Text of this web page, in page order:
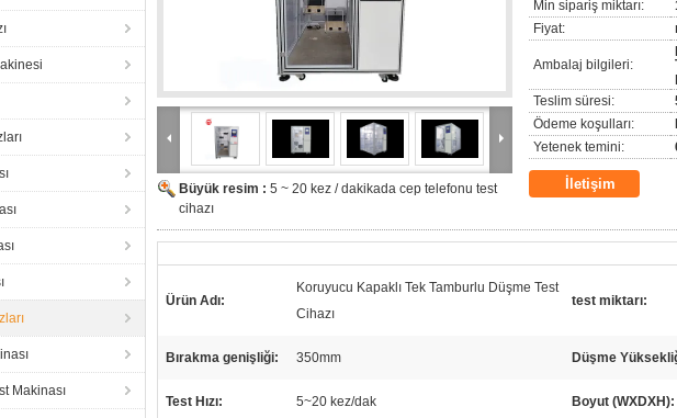
Makinası
Büyük resim : 5 ~ 20 kez / dakikada cep telefonu test
cihazı
Min sipariş miktarı:
Fiyat:
Ambalaj bilgileri:
Teslim süresi:
Ödeme koşulları:
Yetenek temini:
İletişim
Ürün Adı:
Koruyucu Kapaklı Tek Tamburlu Düşme Test
Cihazı
test miktarı:
Bırakma genişliği: 350mm Düşme
Test Hızı: 5~20 kez/dak Boyut (WXDXH):